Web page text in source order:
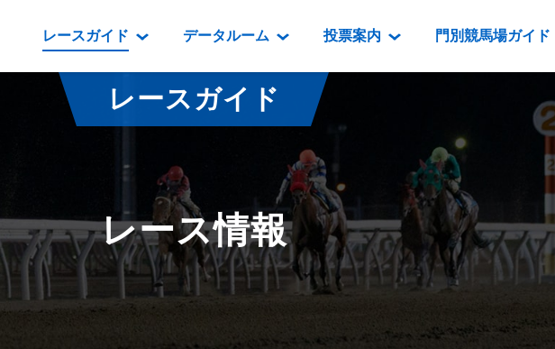
レースガイド
レース情報
払戻金一覧
騎手成績表
馬番成績表
オッズ
番組・級別表ダウンロード
開催カレンダー
重賞競走体系図
スタリオンシリーズ競走
道内の発売情報(PDF)
データルーム
データルーム
騎手・調教師紹介
坂路調教映像
遠征馬情報
番組編成要領
映像コンテンツ
重賞競走VTR
重賞競走参考VTR
レースダイジェスト
新馬ダイジェスト
投票案内
電話・インターネット投
場外発売所
実況・テレホンサービス
発売・払戻
門別競馬場ガイド
門別競馬場情報
門別競馬場グルメ
とねっこジンギスカン
いずみ食堂
ルンビニフードカフェ
勝馬屋
レースガイド
レース情報